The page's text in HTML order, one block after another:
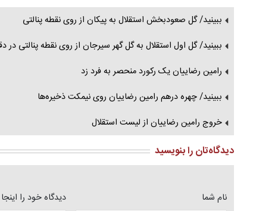
ببینید/ گل صعودبخش استقلال به پیکان از روی نقطه پنالتی
ببینید/ گل اول استقلال به گل گهر سیرجان از روی نقطه پنالتی در دقیقه
رامین رضاییان یک رکورد منحصر به فرد زد
ببینید/ چهره درهم رامین رضاییان روی نیمکت ذخیره‌ها
خروج رامین رضاییان از لیست استقلال
دیدگاه‌تان را بنویسید
نام شما دیدگاه خود را